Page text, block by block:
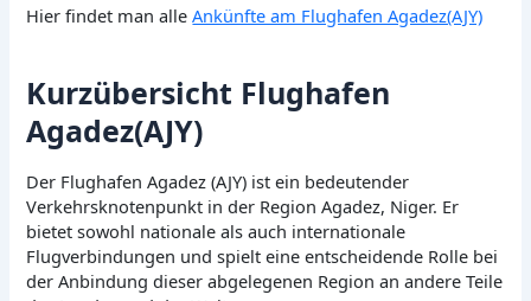
Hier findet man alleAnkünfte am Flughafen Agadez(AJY)
Kurzübersicht Flughafen
Agadez(AJY)
Der Flughafen Agadez (AJY) ist ein bedeutender
Verkehrsknotenpunkt in der Region Agadez, Niger. Er
bietet sowohl nationale als auch internationale
Flugverbindungen und spielt eine entscheidende Rolle bei
der Anbindung dieser abgelegenen Region an andere Teile